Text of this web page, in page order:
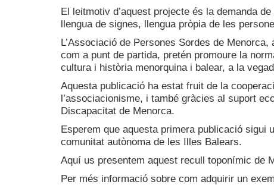
El leitmotiv d’aquest projecte és la demanda
llengua de signes, llengua pròpia de les
L’Associació de Persones Sordes de
com a punt de partida, pretén promoure la
cultura i història menorquina i balear, a la
Aquesta publicació ha estat fruit de la
l’associacionisme, i també gràcies al suport
Discapacitat de Menorca.
Esperem que aquesta primera publicació
comunitat autònoma de les Illes Balears.
Aquí us presentem aquest recull toponímic de
Per més informació sobre com adquirir un